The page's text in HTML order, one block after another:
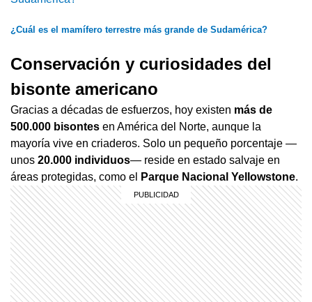
¿Cuál es el mamífero terrestre más grande de Sudamérica?
Conservación y curiosidades del
bisonte americano
Gracias a décadas de esfuerzos, hoy existen más de
500.000 bisontes en América del Norte, aunque la
mayoría vive en criaderos. Solo un pequeño porcentaje —
unos 20.000 individuos— reside en estado salvaje en
áreas protegidas, como el
Parque Nacional Yellowstone.